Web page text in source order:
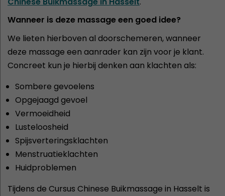
Wanneer is deze massage een goed idee?
We lieten hierboven al doorschemeren, wanneer
deze massage een aanrader kan zijn voor je klant.
Concreet kun je hierbij denken aan klachten als:
Sombere gevoelens
Opgejaagd gevoel
Vermoeidheid
Lusteloosheid
Spijsverteringsklachten
Menstruatieklachten
Huidproblemen
Tijdens de Cursus Chinese Buikmassage in Hasselt is